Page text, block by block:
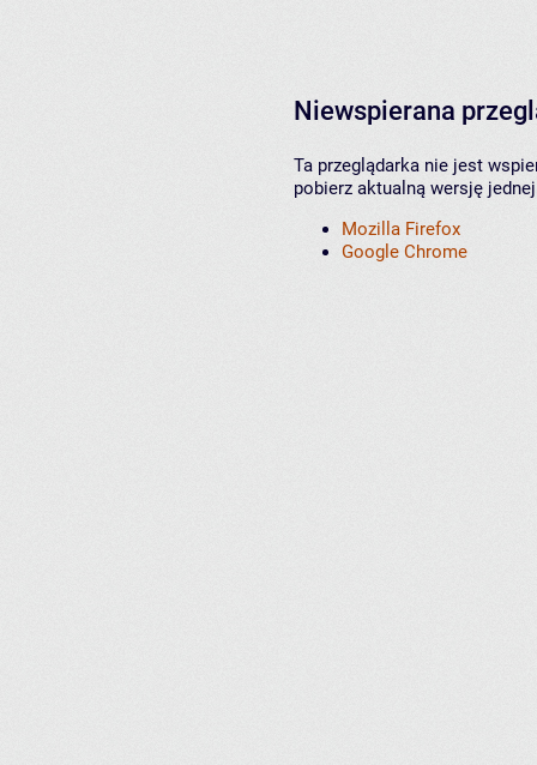
Niewspierana
Ta przeglądarka nie jest
pobierz aktualną wersję
Mozilla Firefox
Google Chrome